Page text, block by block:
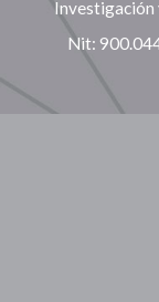
Investigación
Nit: